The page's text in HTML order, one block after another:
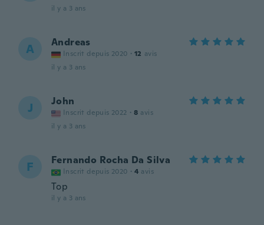
il y a 3 ans
A Andreas
Inscrit depuis 2020 · 12 avis
il y a 3 ans
J John
Inscrit depuis 2022 · 8 avis
il y a 3 ans
F Fernando Rocha Da Silva
Inscrit depuis 2020 · 4 avis
Top
il y a 3 ans